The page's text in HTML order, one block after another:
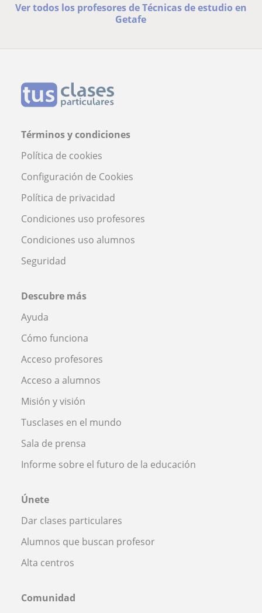
Ver todos los profesores de Técnicas de estudio en
Getafe
Términos y condiciones
Política de cookies
Configuración de Cookies
Política de privacidad
Condiciones uso profesores
Condiciones uso alumnos
Seguridad
Descubre más
Ayuda
Cómo funciona
Acceso profesores
Acceso a alumnos
Misión y visión
Tusclases en el mundo
Sala de prensa
Informe sobre el futuro de la educación
Únete
Dar clases particulares
Alumnos que buscan profesor
Alta centros
Comunidad